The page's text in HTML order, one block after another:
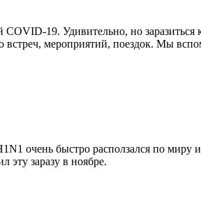
19. Удивительно, но заразиться
мероприятий, поездок. Мы
очень быстро расползался по миру
эту заразу в ноябре.